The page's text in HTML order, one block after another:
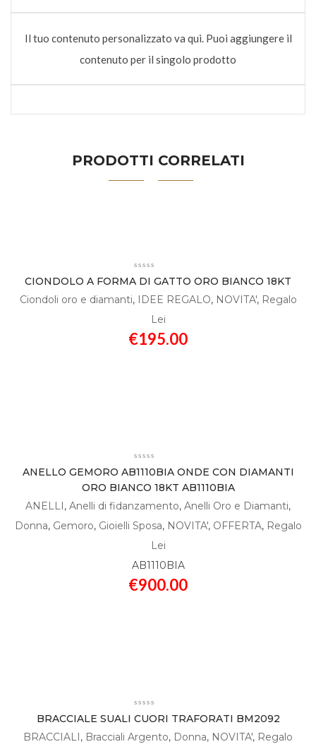
Il tuo contenuto personalizzato va qui. Puoi aggiungere il
contenuto per il singolo prodotto
PRODOTTI CORRELATI
CIONDOLO A FORMA DI GATTO ORO BIANCO 18KT
Ciondoli oro e diamanti, IDEE REGALO, NOVITA', Regalo
Lei
€195.00
ANELLO GEMORO AB1110BIA ONDE CON DIAMANTI
ORO BIANCO 18KT AB1110BIA
ANELLI, Anelli di fidanzamento, Anelli Oro e Diamanti,
Donna, Gemoro, Gioielli Sposa, NOVITA', OFFERTA, Regalo
Lei
AB1110BIA
€900.00
BRACCIALE SUALI CUORI TRAFORATI BM2092
BRACCIALI, Bracciali Argento, Donna, NOVITA', Regalo